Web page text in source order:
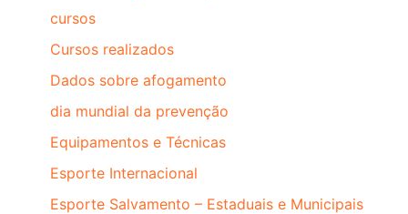
cursos
Cursos realizados
Dados sobre afogamento
dia mundial da prevenção
Equipamentos e Técnicas
Esporte Internacional
Esporte Salvamento – Estaduais e Municipais